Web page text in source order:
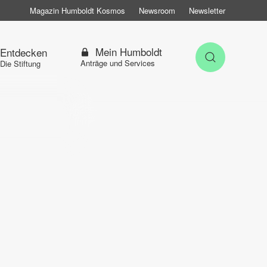
Magazin Humboldt Kosmos Newsroom Newsletter
Entdecken
Die Stiftung
Mein Humboldt
Anträge und Services